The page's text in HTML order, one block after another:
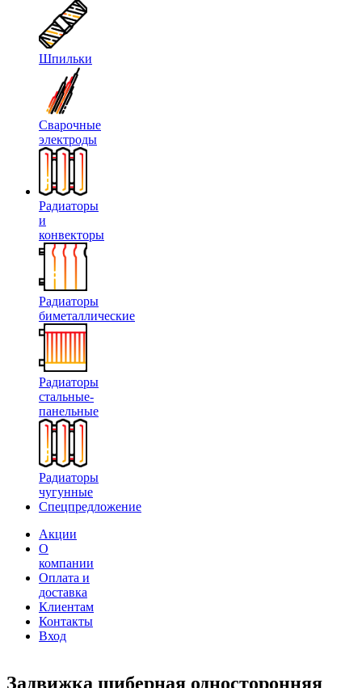
Шпильки
Сварочные
электроды
Радиаторы
и
конвекторы
Радиаторы
биметаллические
Радиаторы
стальные-
панельные
Радиаторы
чугунные
Спецпредложение
Акции
О
компании
Оплата и
доставка
Клиентам
Контакты
Вход
Задвижка шиберная односторонняя